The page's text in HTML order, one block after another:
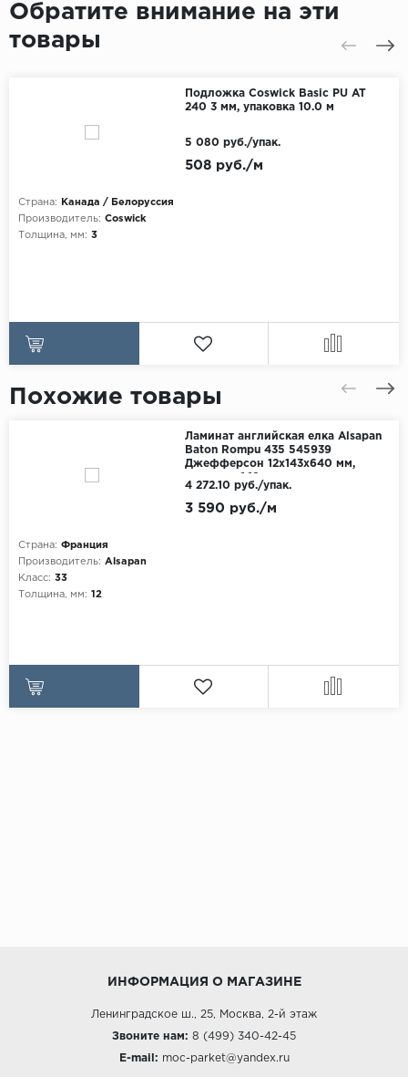
Обратите внимание на эти
товары
Подложка Coswick Basic PU AT
240 3 мм, упаковка 10.0 м
Страна:
Канада / Белоруссия
Производитель: Coswick
Толщина, мм: 3
508 руб./м
5 080 руб./упак.
Похожие товары
Ламинат английская елка Alsapan
Baton Rompu 435 545939
Джефферсон 12x143x640 мм,
упаковка 1.19 м
Страна: Франция
Производитель: Alsapan
Класс: 33
Толщина, мм: 12
3 590 руб./м
4 272.10 руб./упак.
ИНФОРМАЦИЯ О МАГАЗИНЕ
Ленинградское ш., 25, Москва, 2-й этаж
Звоните нам: 8 (499) 340-42-45
E-mail: moc-parket@yandex.ru